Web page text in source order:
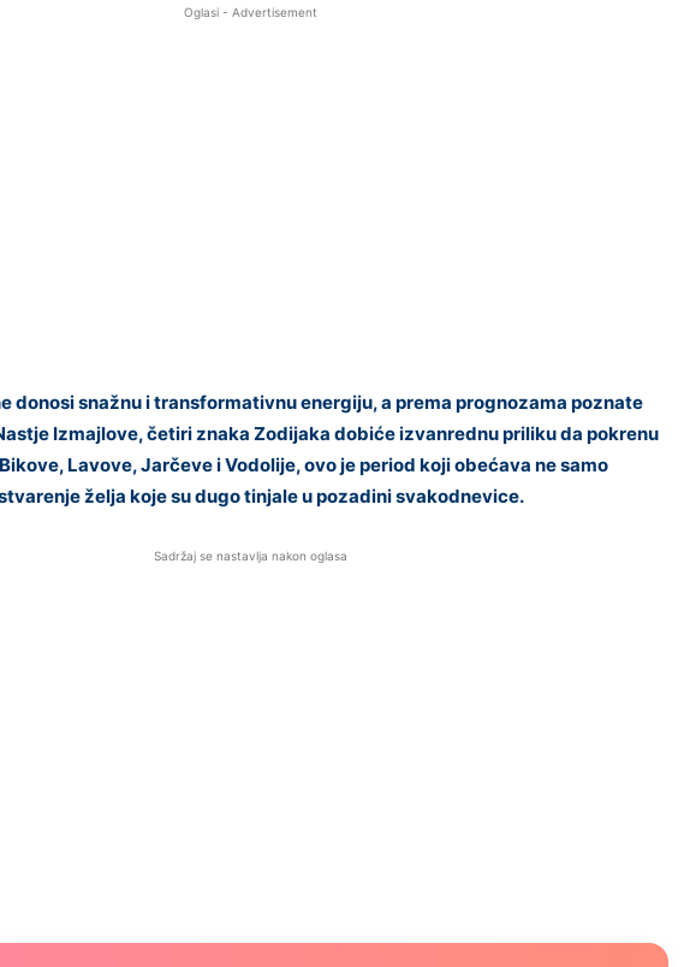
Oglasi - Advertisement
donosi snažnu i transformativnu energiju, a prema prognozama poznate
Izmajlove, četiri znaka Zodijaka dobiće izvanrednu priliku da pokrenu
Lavove, Jarčeve i Vodolije, ovo je period koji obećava ne samo
želja koje su dugo tinjale u pozadini svakodnevice.
Sadržaj se nastavlja nakon oglasa